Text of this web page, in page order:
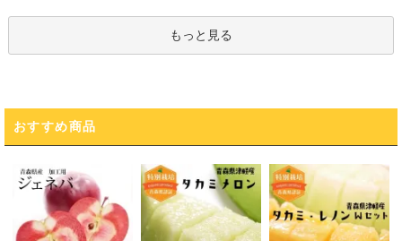
もっと見る
おすすめ商品